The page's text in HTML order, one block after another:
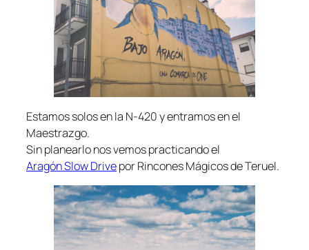
Estamos solos en la N-420 y entramos en el
Maestrazgo.
Sin planearlo nos vemos practicando el
Aragón Slow Drivepor Rincones Mágicos de Teruel.